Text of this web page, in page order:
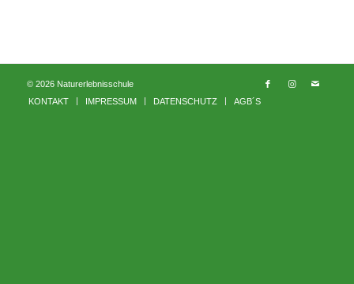
© 2026 Naturerlebnisschule
KONTAKT
IMPRESSUM DATENSCHUTZ AGB´S